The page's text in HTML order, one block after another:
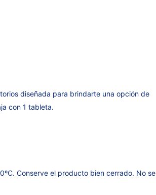
diseñada para brindarte una opción de
con 1 tableta.
Conserve el producto bien cerrado. No se